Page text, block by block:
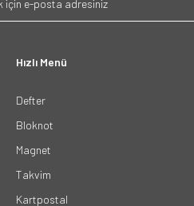
Hızlı Menü
Defter
Bloknot
Magnet
Takvim
Kartpostal